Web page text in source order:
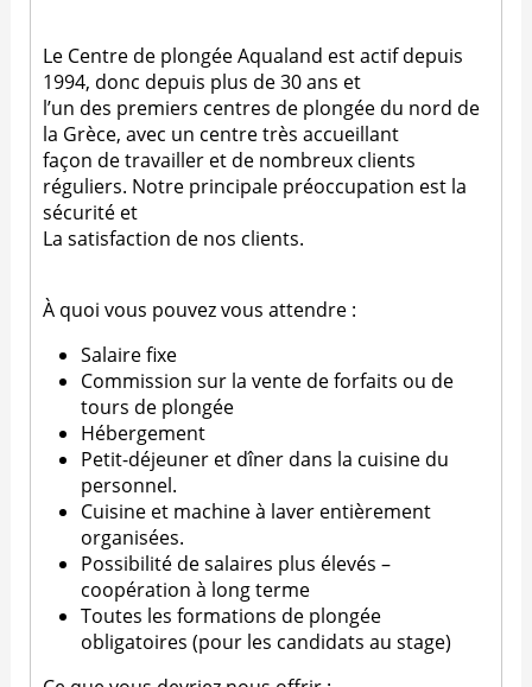
Le Centre de plongée Aqualand est actif depuis
1994, donc depuis plus de 30 ans et
l’un des premiers centres de plongée du nord de
la Grèce, avec un centre très accueillant
façon de travailler et de nombreux clients
réguliers. Notre principale préoccupation est la
sécurité et
La satisfaction de nos clients.
À quoi vous pouvez vous attendre :
Salaire fixe
Commission sur la vente de forfaits ou de
tours de plongée
Hébergement
Petit-déjeuner et dîner dans la cuisine du
personnel.
Cuisine et machine à laver entièrement
organisées.
Possibilité de salaires plus élevés –
coopération à long terme
Toutes les formations de plongée
obligatoires (pour les candidats au stage)